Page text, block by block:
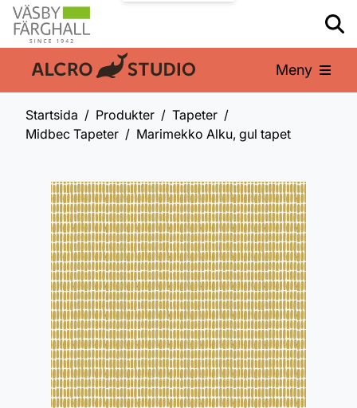
En del av: Meny
Startsida Produkter
Tapeter
Midbec Tapeter
Marimekko Alku, gul tapet